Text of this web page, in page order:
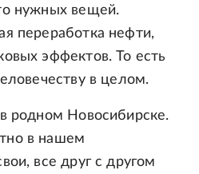
нужных вещей.
переработка нефти,
эффектов. То есть
в целом.
родном Новосибирске.
в нашем
все друг с другом